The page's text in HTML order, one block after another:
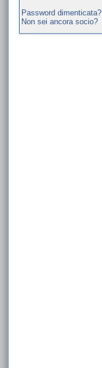
Password dimenticata?
Non sei ancora socio?